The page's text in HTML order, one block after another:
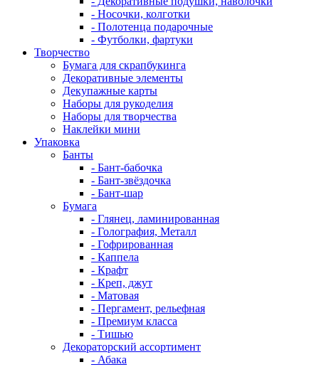
- Носочки, колготки
- Полотенца подарочные
- Футболки, фартуки
Творчество
Бумага для скрапбукинга
Декоративные элементы
Декупажные карты
Наборы для рукоделия
Наборы для творчества
Наклейки мини
Упаковка
Банты
- Бант-бабочка
- Бант-звёздочка
- Бант-шар
Бумага
- Глянец, ламинированная
- Голография, Металл
- Гофрированная
- Каппела
- Крафт
- Креп, джут
- Матовая
- Пергамент, рельефная
- Премиум класса
- Тишью
Декораторский ассортимент
- Абака